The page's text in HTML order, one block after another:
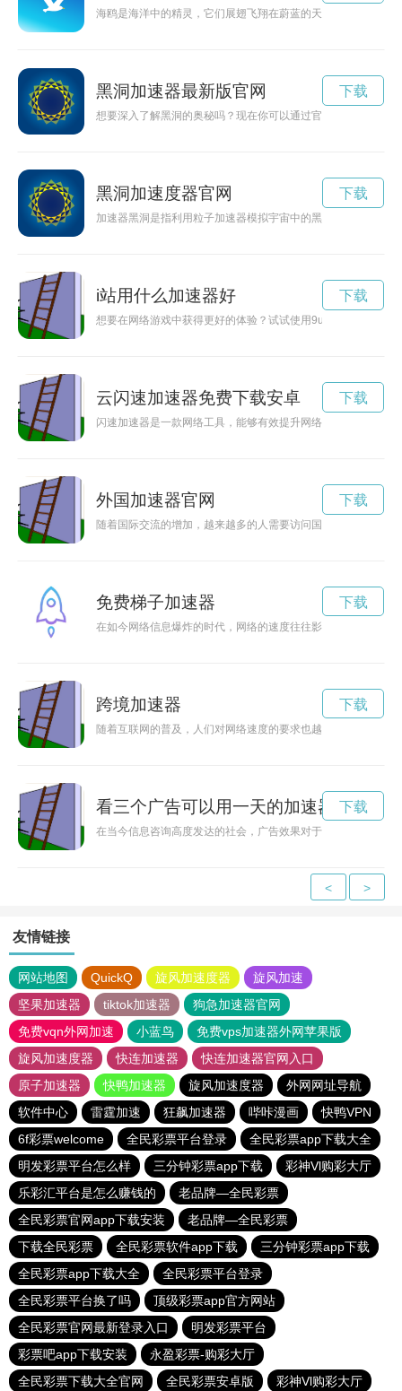
海鸥是海洋中的精灵，它们展翅飞翔在蔚蓝的天空中，自由自
黑洞加速器最新版官网
想要深入了解黑洞的奥秘吗？现在你可以通过官方下载的黑洞
下载
黑洞加速度器官网
加速器黑洞是指利用粒子加速器模拟宇宙中的黑洞现象，进行科
下载
i站用什么加速器好
想要在网络游戏中获得更好的体验？试试使用9u加速器吧！它
下载
云闪速加速器免费下载安卓
闪速加速器是一款网络工具，能够有效提升网络连接速度，让
下载
外国加速器官网
随着国际交流的增加，越来越多的人需要访问国外网站或使用
下载
免费梯子加速器
在如今网络信息爆炸的时代，网络的速度往往影响着我们的工
下载
跨境加速器
随着互联网的普及，人们对网络速度的要求也越来越高。海外
下载
看三个广告可以用一天的加速器
在当今信息咨询高度发达的社会，广告效果对于企业的营销策
下载
< >
友情链接
网站地图 QuickQ 旋风加速度器
旋风加速
坚果加速器
tiktok加速器
狗急加速器官网
免费vqn外网加速
小蓝鸟
免费vps加速器外网苹果版
旋风加速度器
快连加速器
快连加速器官网入口
原子加速器
快鸭加速器 旋风加速度器
外网网址导航
软件中心
雷霆加速 狂飙加速器 哔咔漫画
快鸭VPN
6f彩票welcome
全民彩票平台登录
全民彩票app下载大全
明发彩票平台怎么样
三分钟彩票app下载
彩神Vl购彩大厅
乐彩汇平台是怎么赚钱的
老品牌—全民彩票
全民彩票官网app下载安装
老品牌—全民彩票
下载全民彩票
全民彩票软件app下载
三分钟彩票app下载
全民彩票app下载大全
全民彩票平台登录
全民彩票平台换了吗
顶级彩票app官方网站
全民彩票官网最新登录入口
明发彩票平台
彩票吧app下载安装
永盈彩票-购彩大厅
全民彩票下载大全官网
全民彩票安卓版 彩神Vl购彩大厅